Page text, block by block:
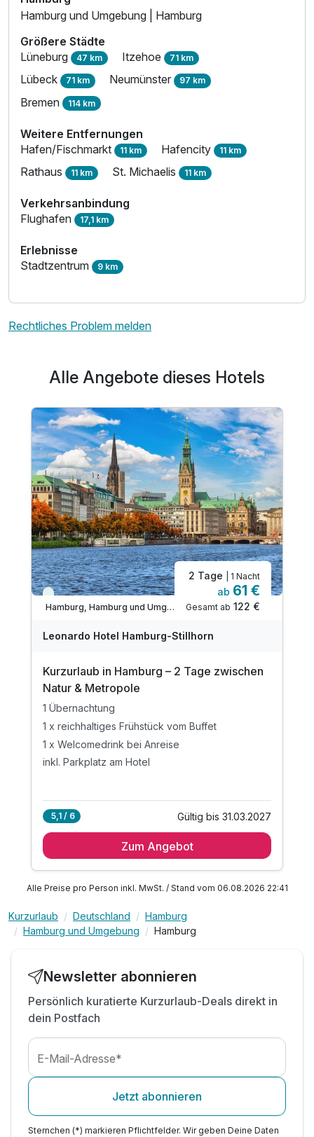
Hamburg und Umgebung | Hamburg
Größere Städte
Lüneburg 47 km Itzehoe 71 km
Lübeck 71 km Neumünster 97 km
Bremen 114 km
Weitere Entfernungen
Hafen/Fischmarkt 11 km Hafencity 11 km
Rathaus 11 km St. Michaelis 11 km
Verkehrsanbindung
Flughafen 17,1 km
Erlebnisse
Stadtzentrum 9 km
Rechtliches Problem melden
Alle Angebote dieses Hotels
Viele Termine frei
Hamburg, Hamburg und Umgebung
2 Tage | 1 Nacht
ab 61 €
Gesamt ab 122 €
Leonardo Hotel Hamburg-Stillhorn
Kurzurlaub in Hamburg – 2 Tage zwischen
Natur & Metropole
1 Übernachtung
1 x reichhaltiges Frühstück vom Buffet
1 x Welcomedrink bei Anreise
inkl. Parkplatz am Hotel
5,1 / 6 Gültig bis 31.03.2027
Zum Angebot
Alle Preise pro Person inkl. MwSt. / Stand vom 06.08.2026 22:41
Kurzurlaub Deutschland
Hamburg
Hamburg und Umgebung
Hamburg
Newsletter abonnieren
Persönlich kuratierte Kurzurlaub-Deals direkt in
dein Postfach
E-Mail-Adresse*
Jetzt abonnieren
Sternchen (*) markieren Pflichtfelder. Wir geben Deine Daten